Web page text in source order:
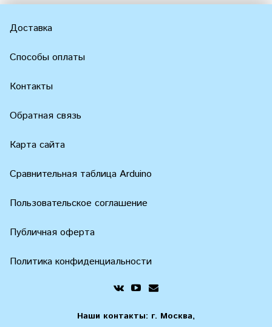
Доставка
Способы оплаты
Контакты
Обратная связь
Карта сайта
Сравнительная таблица Arduino
Пользовательское соглашение
Публичная оферта
Политика конфиденциальности
Наши контакты: г. Москва,